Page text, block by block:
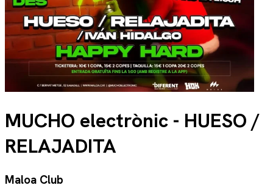
MUCHO electrònic - HUESO /
RELAJADITA
Maloa Club